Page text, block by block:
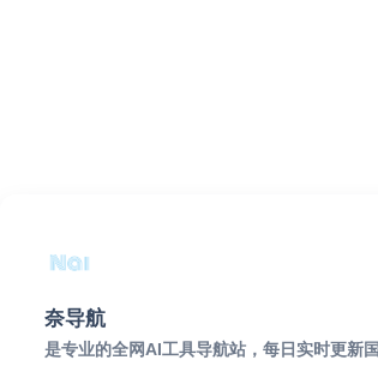
奈导航
是专业的全网AI工具导航站，每日实时更新